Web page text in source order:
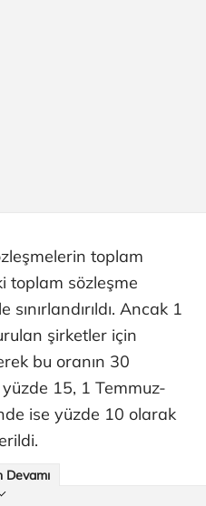
toplam
toplam sözleşme
sınırlandırıldı. Ancak 1
şirketler için
bu oranın 30
15, 1 Temmuz-
ise yüzde 10 olarak
Devamı